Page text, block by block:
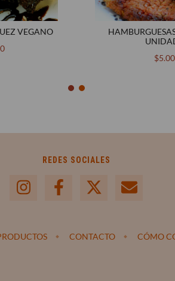
VEGANO
REDES SOCIALES
CONTACTO CÓMO